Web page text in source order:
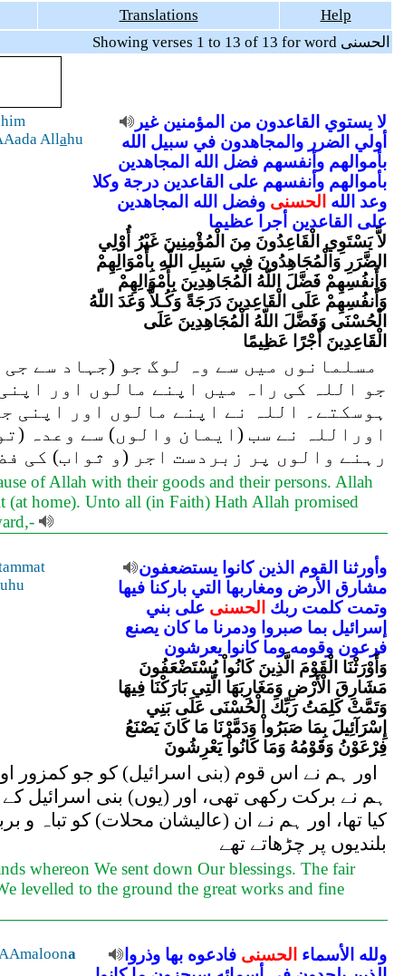
Translations
Help
Showing verses 1 to 13 of 13 for word الحسنى
Allahu
لا يستوي القاعدون من المؤمنين غير
أولي الضرر والمجاهدون في سبيل الله
بأموالهم وأنفسهم فضل الله المجاهدين
بأموالهم وأنفسهم على القاعدين درجة وكلا
وعد الله الحسنى وفضل الله المجاهدين
على القاعدين أجرا
عظيما
لاَّ يَسْتَوِي الْقَاعِدُونَ مِنَ الْمُؤْمِنِينَ غَيْرُ أُوْلِي
الضَّرَرِ وَالْمُجَاهِدُونَ فِي سَبِيلِ اللّهِ بِأَمْوَالِهِمْ
وَأَنفُسِهِمْ فَضَّلَ اللّهُ الْمُجَاهِدِينَ بِأَمْوَالِهِمْ
وَأَنفُسِهِمْ عَلَى الْقَاعِدِينَ دَرَجَةً وَكُـلاًّ وَعَدَ اللّهُ
الْحُسْنَى وَفَضَّلَ اللّهُ الْمُجَاهِدِينَ عَلَى
الْقَاعِدِينَ أَجْرًا عَظِيمًا
مسلمانوں میں سے وہ لوگ جو (جہاد سے
جو اللہ کی راہ میں اپنے مالوں اور
ہوسکتے۔ اللہ نے اپنے مالوں اور اپنی
اوراللہ نے سب (ایمان والوں) سے وعدہ
رہنے والوں پر زبردست اجر (و ثواب) کی
of Allah with their goods and their persons. Allah
(at home). Unto all (in Faith) Hath Allah promised
وأورثنا القوم الذين كانوا يستضعفون
مشارق الأرض ومغاربها التي باركنا فيها
وتمت كلمت ربك الحسنى على بني
إسرائيل بما صبروا ودمرنا ما كان يصنع
فرعون وقومه وما كانوا يعرشون
وَأَوْرَثْنَا الْقَوْمَ الَّذِينَ كَانُواْ يُسْتَضْعَفُونَ
مَشَارِقَ الْأَرْضِ وَمَغَارِبَهَا الَّتِي بَارَكْنَا فِيهَا
وَتَمَّتْ كَلِمَتُ رَبِّكَ الْحُسْنَى عَلَى بَنِي
إِسْرَآئِيلَ بِمَا صَبَرُواْ وَدَمَّرْنَا مَا كَانَ يَصْنَعُ
فِرْعَوْنُ وَقَوْمُهُ وَمَا كَانُواْ يَعْرِشُونَ
اور ہم نے اس قوم (بنی اسرائیل) کو جو
ہم نے برکت رکھی تھی، اور (یوں) بنی اسرائیل
کیا تھا، اور ہم نے ان (عالیشان محلات) کو تباہ و
بلندیوں پر چڑھاتے تھے
whereon We sent down Our blessings. The fair
levelled to the ground the great works and fine
a ولله الأسماء الحسنى فادعوه بها وذروا